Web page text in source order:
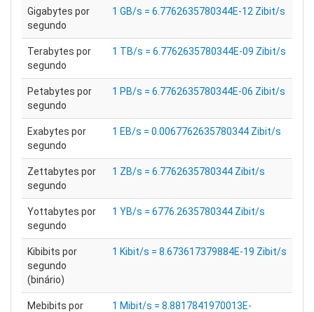
Gigabytes por
segundo
1 GB/s = 6.7762635780344E-12 Zibit/s
Terabytes por
segundo
1 TB/s = 6.7762635780344E-09 Zibit/s
Petabytes por
segundo
1 PB/s = 6.7762635780344E-06 Zibit/s
Exabytes por
segundo
1 EB/s = 0.0067762635780344 Zibit/s
Zettabytes por
segundo
1 ZB/s = 6.7762635780344 Zibit/s
Yottabytes por
segundo
1 YB/s = 6776.2635780344 Zibit/s
Kibibits por
segundo
(binário)
1 Kibit/s = 8.673617379884E-19 Zibit/s
Mebibits por
1 Mibit/s = 8.8817841970013E-